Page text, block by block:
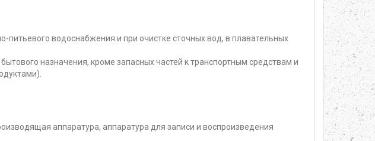
водоснабжения и при очистке сточных вод, в плавательных
назначения, кроме запасных частей к транспортным средствам и
аппаратура, аппаратура для записи и воспроизведения